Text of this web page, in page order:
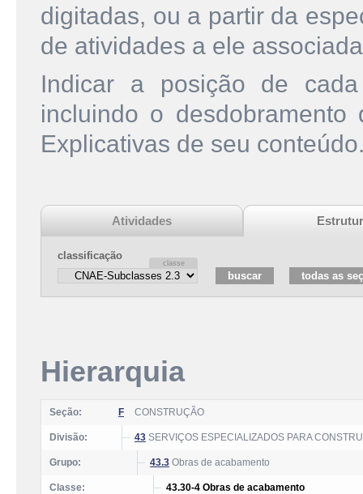
digitadas, ou a partir da
de atividades a ele
Indicar a posição de
incluindo o
Explicativas de seu
Atividades
classificação
Hierarquia
Seção: F CONSTRUÇÃO
Divisão: 43 SERVIÇOS ESPECIALIZADOS PARA
Grupo: 43.3 Obras de acabamento
Classe: 43.30-4 Obras de acabamento